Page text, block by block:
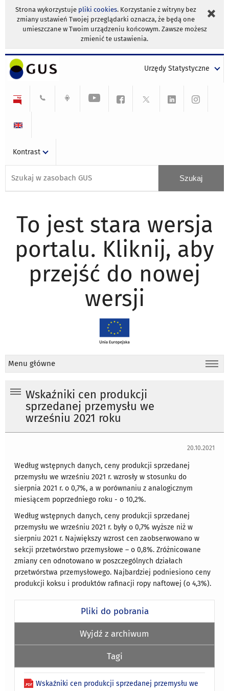
Strona wykorzystuje pliki cookies. Korzystanie z witryny bez
zmiany ustawień Twojej przeglądarki oznacza, że będą one
umieszczane w Twoim urządzeniu końcowym. Zawsze możesz
zmienić te ustawienia.
Urzędy Statystyczne
Kontrast
To jest stara wersja
portalu. Kliknij, aby
przejść do nowej
wersji
Menu główne
Wskaźniki cen produkcji
sprzedanej przemysłu we
wrześniu 2021 roku
20.10.2021
Według wstępnych danych, ceny produkcji sprzedanej
przemysłu we wrześniu 2021 r. wzrosły w stosunku do
sierpnia 2021 r. o 0,7%, a w porównaniu z analogicznym
miesiącem poprzedniego roku - o 10,2%.
Według wstępnych danych, ceny produkcji sprzedanej
przemysłu we wrześniu 2021 r. były o 0,7% wyższe niż w
sierpniu 2021 r. Największy wzrost cen zaobserwowano w
sekcji przetwórstwo przemysłowe – o 0,8%. Zróżnicowane
zmiany cen odnotowano w poszczególnych działach
przetwórstwa przemysłowego. Najbardziej podniesiono ceny
produkcji koksu i produktów rafinacji ropy naftowej (o 4,3%).
Pliki do pobrania
Wyjdź z archiwum
Tagi
Wskaźniki cen produkcji sprzedanej przemysłu we